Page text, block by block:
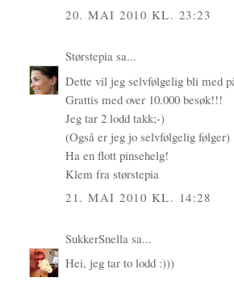
20. MAI 2010 KL. 23:23
Størstepia sa...
Dette vil jeg selvfølgelig bli med
Grattis med over 10.000 besøk!!!
Jeg tar 2 lodd takk;-)
(Også er jeg jo selvfølgelig følger)
Ha en flott pinsehelg!
Klem fra størstepia
21. MAI 2010 KL. 14:28
SukkerSnella sa...
Hei, jeg tar to lodd :)))